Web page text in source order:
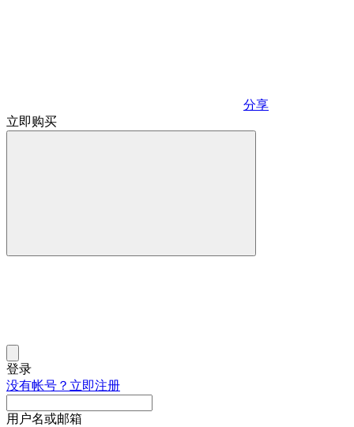
分享
立即购买
登录
没有帐号？立即注册
用户名或邮箱